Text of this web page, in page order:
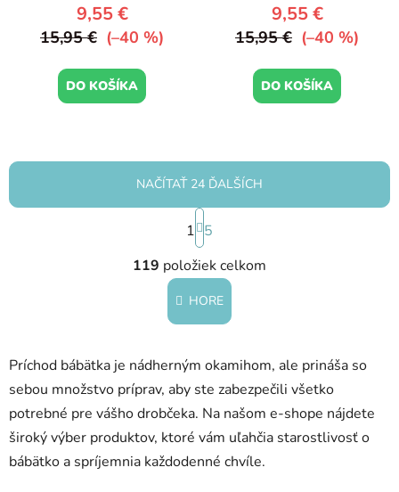
9,55 €
15,95 € (–40 %)
DO KOŠÍKA
9,55 €
15,95 € (–40 %)
DO KOŠÍKA
O
v
l
á
d
c
i
e
r
v
NAČÍTAŤ 24 ĎALŠÍCH
S
t
r
á
n
k
n
i
e
1 5
119 položiek celkom
HORE
Príchod bábätka je nádherným okamihom, ale prináša so
sebou množstvo príprav, aby ste zabezpečili všetko
potrebné pre vášho drobčeka. Na našom e-shope nájdete
široký výber produktov, ktoré vám uľahčia starostlivosť o
bábätko a spríjemnia každodenné chvíle.